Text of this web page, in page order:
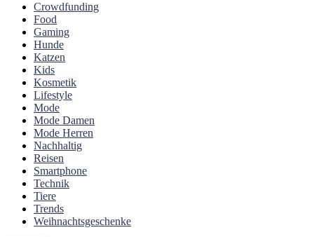
Crowdfunding
Food
Gaming
Hunde
Katzen
Kids
Kosmetik
Lifestyle
Mode
Mode Damen
Mode Herren
Nachhaltig
Reisen
Smartphone
Technik
Tiere
Trends
Weihnachtsgeschenke